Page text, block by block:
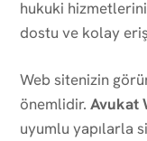
hukuki
dostu ve kolay
Web sitenizin
önemlidir. Avukat
uyumlu yapılarla